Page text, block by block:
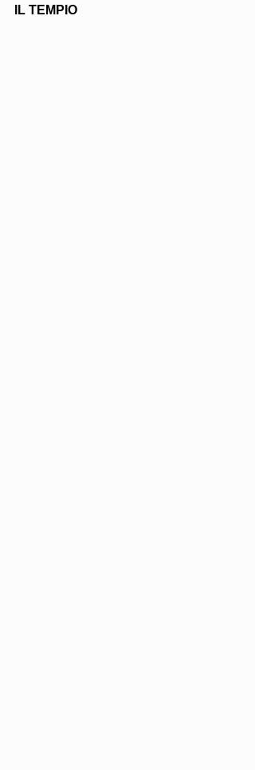
IL TEMPIO